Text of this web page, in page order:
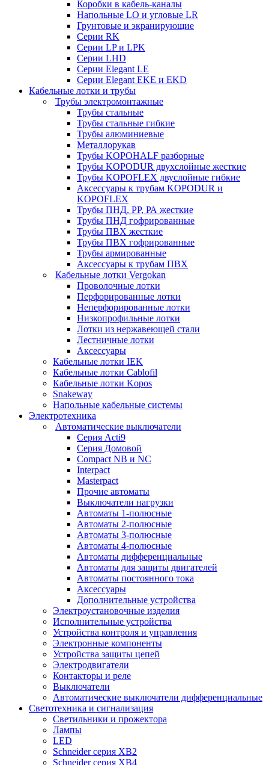
Коробки в кабель-каналы
Напольные LO и угловые LR
Грунтовые и экранирующие
Серии RK
Серии LP и LPK
Серии LHD
Серии Elegant LE
Серии Elegant EKE и EKD
Кабельные лотки и трубы
Трубы электромонтажные
Трубы стальные
Трубы стальные гибкие
Трубы алюминиевые
Металлорукав
Трубы KOPOHALF разборные
Трубы KOPODUR двухслойные жесткие
Трубы KOPOFLEX двуслойные гибкие
Аксессуары к трубам KOPODUR и
KOPOFLEX
Трубы ПНД, РР, РА жесткие
Трубы ПНД гофрированные
Трубы ПВХ жесткие
Трубы ПВХ гофрированные
Трубы армированные
Аксессуары к трубам ПВХ
Кабельные лотки Vergokan
Проволочные лотки
Перфорированные лотки
Неперфорированные лотки
Низкопрофильные лотки
Лотки из нержавеющей стали
Лестничные лотки
Аксессуары
Кабельные лотки IEK
Кабельные лотки Cablofil
Кабельные лотки Kopos
Snakeway
Напольные кабельные системы
Электротехника
Автоматические выключатели
Серия Acti9
Серия Домовой
Compact NB и NC
Interpact
Masterpact
Прочие автоматы
Выключатели нагрузки
Автоматы 1-полюсные
Автоматы 2-полюсные
Автоматы 3-полюсные
Автоматы 4-полюсные
Автоматы дифференциальные
Автоматы для защиты двигателей
Автоматы постоянного тока
Аксессуары
Дополнительные устройства
Электроустановочные изделия
Исполнительные устройства
Устройства контроля и управления
Электронные компоненты
Устройства защиты цепей
Электродвигатели
Контакторы и реле
Выключатели
Автоматические выключатели дифференциальные
Светотехника и сигнализация
Светильники и прожектора
Лампы
LED
Schneider серия XB2
Schneider серия XB4